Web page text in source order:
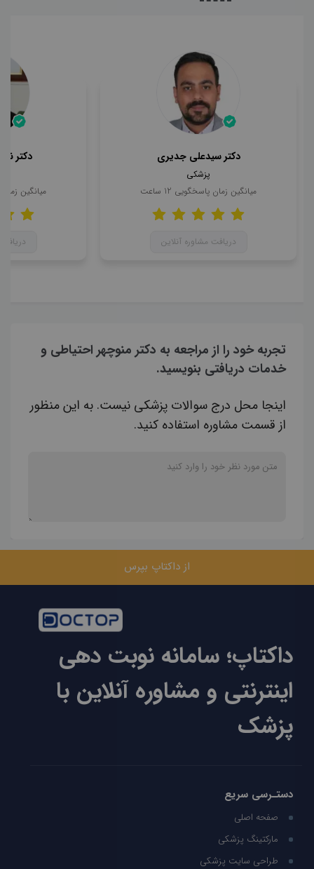
دکتر سیدعلی جدیری
پزشکی
میانگین زمان پاسخگویی 12 ساعت
دریافت مشاوره آنلاین
دکتر
میانگین
تجربه خود را از مراجعه به دکتر منوچهر احتیاطی و
خدمات دریافتی بنویسید.
اینجا محل درج سوالات پزشکی نیست. به این منظور
از قسمت مشاوره استفاده کنید.
از داکتاپ بپرس
داکتاپ؛ سامانه نوبت دهی
اینترنتی و مشاوره آنلاین با
پزشک
دستـرسی سریع
صفحه اصلی
مارکتینگ پزشکی
طراحی سایت پزشکی